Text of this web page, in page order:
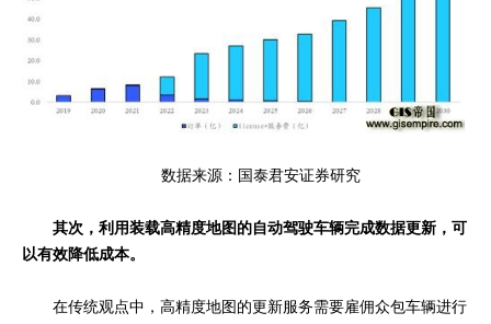
数据来源：国泰君安证券研究
其次，利用装载高精度地图的自动驾驶车辆完成数据更新，可
以有效降低成本。
在传统观点中，高精度地图的更新服务需要雇佣众包车辆进行